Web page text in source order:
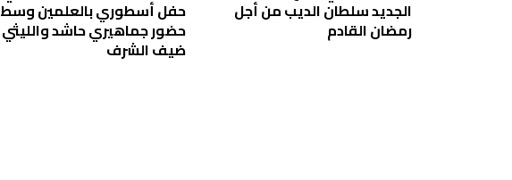
الجديد سلطان الديب من أجل
رمضان القادم
حفل أسطوري بالعلمين وسط
حضور جماهيري حاشد والليثي
ضيف الشرف